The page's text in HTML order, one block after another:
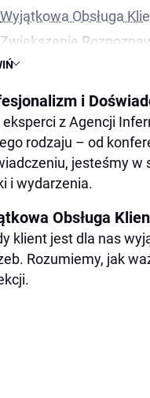
Wyjątkowa Obsługa
Zwiększenie
Jak Wybrać Najlepszą
Nasze Realizacje
Blog – Poznaj Branżę
Dlaczego Warto
Zaufaj Profesjonalistom
Skontaktuj się z Nami
i
eksperci z Agencji
rodzaju – od
jesteśmy w
i wydarzenia.
Obsługa
klient jest dla nas
Rozumiemy, jak